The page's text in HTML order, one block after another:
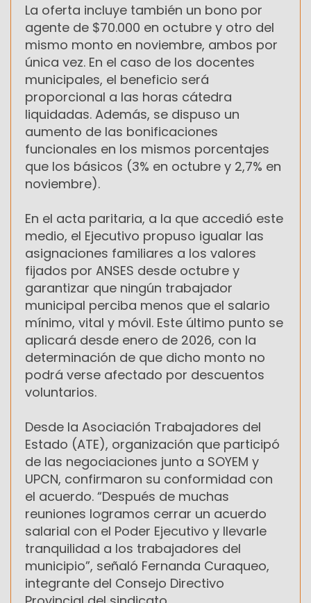
La oferta incluye también un bono por
agente de $70.000 en octubre y otro del
mismo monto en noviembre, ambos por
única vez. En el caso de los docentes
municipales, el beneficio será
proporcional a las horas cátedra
liquidadas. Además, se dispuso un
aumento de las bonificaciones
funcionales en los mismos porcentajes
que los básicos (3% en octubre y 2,7% en
noviembre).
En el acta paritaria, a la que accedió este
medio, el Ejecutivo propuso igualar las
asignaciones familiares a los valores
fijados por ANSES desde octubre y
garantizar que ningún trabajador
municipal perciba menos que el salario
mínimo, vital y móvil. Este último punto se
aplicará desde enero de 2026, con la
determinación de que dicho monto no
podrá verse afectado por descuentos
voluntarios.
Desde la Asociación Trabajadores del
Estado (ATE), organización que participó
de las negociaciones junto a SOYEM y
UPCN, confirmaron su conformidad con
el acuerdo. “Después de muchas
reuniones logramos cerrar un acuerdo
salarial con el Poder Ejecutivo y llevarle
tranquilidad a los trabajadores del
municipio”, señaló Fernanda Curaqueo,
integrante del Consejo Directivo